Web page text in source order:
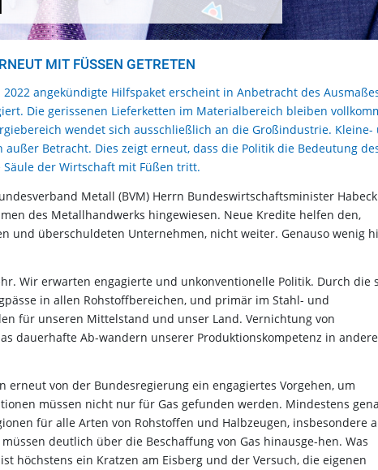
MIT FÜSSEN GETRETEN
angekündigte Hilfspaket erscheint in Anbetracht des
Die gerissenen Lieferketten im Materialbereich bleiben
wendet sich ausschließlich an die Großindustrie. Kleine-
Betracht. Dies zeigt erneut, dass die Politik die Bedeutung
der Wirtschaft mit Füßen tritt.
Metall (BVM) Herrn Bundeswirtschaftsminister
des Metallhandwerks hingewiesen. Neue Kredite helfen den,
und überschuldeten Unternehmen, nicht weiter. Genauso wenig
Wir erwarten engagierte und unkonventionelle Politik. Durch die
in allen Rohstoffbereichen, und primär im Stahl- und
für unseren Mittelstand und unser Land. Vernichtung von
dauerhafte Ab-wandern unserer Produktionskompetenz in andere
von der Bundesregierung ein engagiertes Vorgehen, um
müssen nicht nur für Gas gefunden werden. Mindestens
für alle Arten von Rohstoffen und Halbzeugen, insbesondere
deutlich über die Beschaffung von Gas hinausge-hen. Was
höchstens ein Kratzen am Eisberg und der Versuch, die eigenen